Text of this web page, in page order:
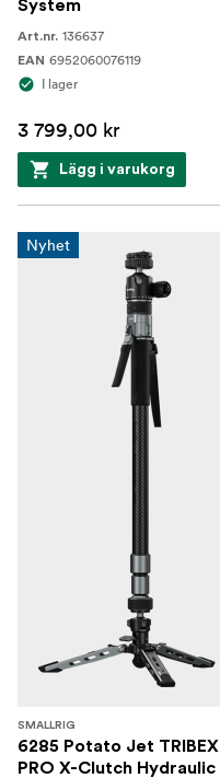
System
Art.nr. 136637
EAN 6952060076119
I lager
3 799,00 kr
Lägg i varukorg
Nyhet
SMALLRIG
6285 Potato Jet TRIBEX
PRO X-Clutch Hydraulic